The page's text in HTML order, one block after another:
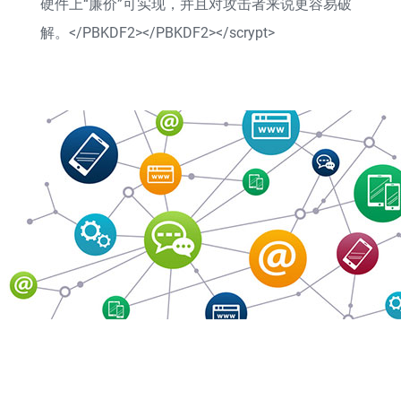
硬件上“廉价”可实现，并且对攻击者来说更容易破
解。</PBKDF2></PBKDF2></scrypt>